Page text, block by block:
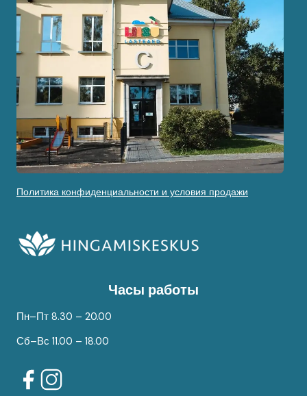
Политика конфиденциальности и условия продажи
Часы работы
Пн–Пт 8.30 – 20.00
Сб–Вс 11.00 – 18.00